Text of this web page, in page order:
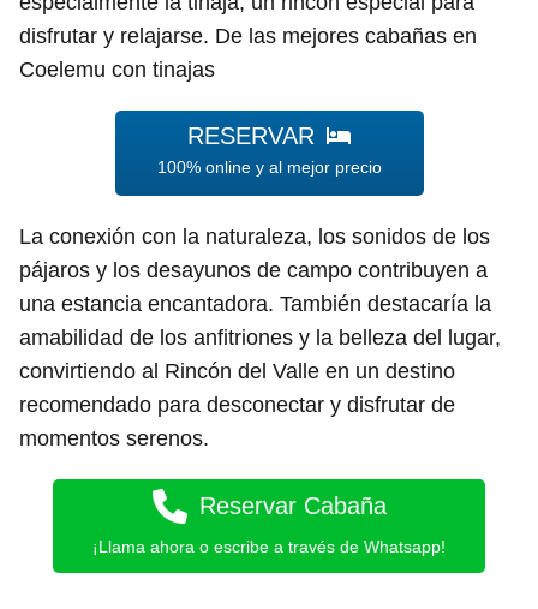
disfrutar y relajarse. De las mejores cabañas en
Coelemu con tinajas
RESERVAR
100% online y al mejor precio
La conexión con la naturaleza, los sonidos de los
pájaros y los desayunos de campo contribuyen a
una estancia encantadora. También destacaría la
amabilidad de los anfitriones y la belleza del lugar,
convirtiendo al Rincón del Valle en un destino
recomendado para desconectar y disfrutar de
momentos serenos.
Reservar Cabaña
¡Llama ahora o escribe a través de Whatsapp!